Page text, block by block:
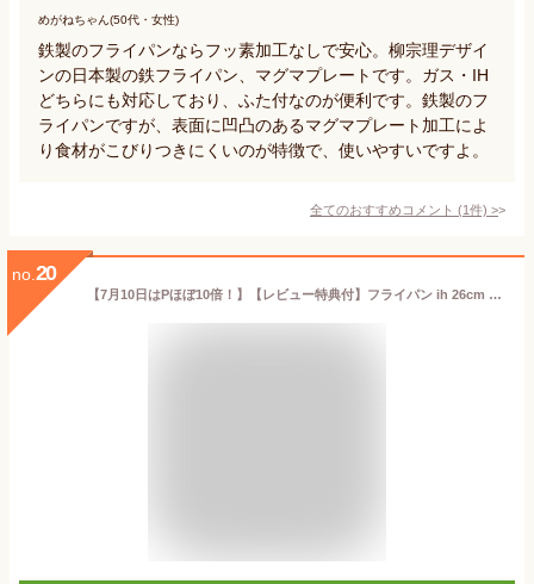
めがねちゃん(50代・女性)
鉄製のフライパンならフッ素加工なしで安心。柳宗理デザイ
ンの日本製の鉄フライパン、マグマプレートです。ガス・IH
どちらにも対応しており、ふた付なのが便利です。鉄製のフ
ライパンですが、表面に凹凸のあるマグマプレート加工によ
り食材がこびりつきにくいのが特徴で、使いやすいですよ。
全てのおすすめコメント (1件) >
no. 20
【7月10日はPほぼ10倍！】【レビュー特典付】フライパン ih 26cm GREENPAN グリーンパン フライパン 26cm ヴェニス プロ グリーンパン フライパン セラミック ガス火 ダイヤモンド コーティング フッ素加工なし PFAS FREE 熱伝導 ガス IH対応 金属 お手入れ 26cm